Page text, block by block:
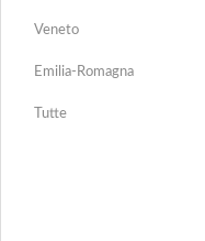
Veneto
Emilia-Romagna
Tutte